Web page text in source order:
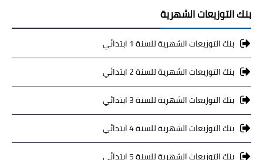
بنك التوزيعات الشهرية
بنك التوزيعات الشهرية للسنة 1 ابتدائي
بنك التوزيعات الشهرية للسنة 2 ابتدائي
بنك التوزيعات الشهرية للسنة 3 ابتدائي
بنك التوزيعات الشهرية للسنة 4 ابتدائي
بنك التوزيعات الشهرية للسنة 5 ابتدائي